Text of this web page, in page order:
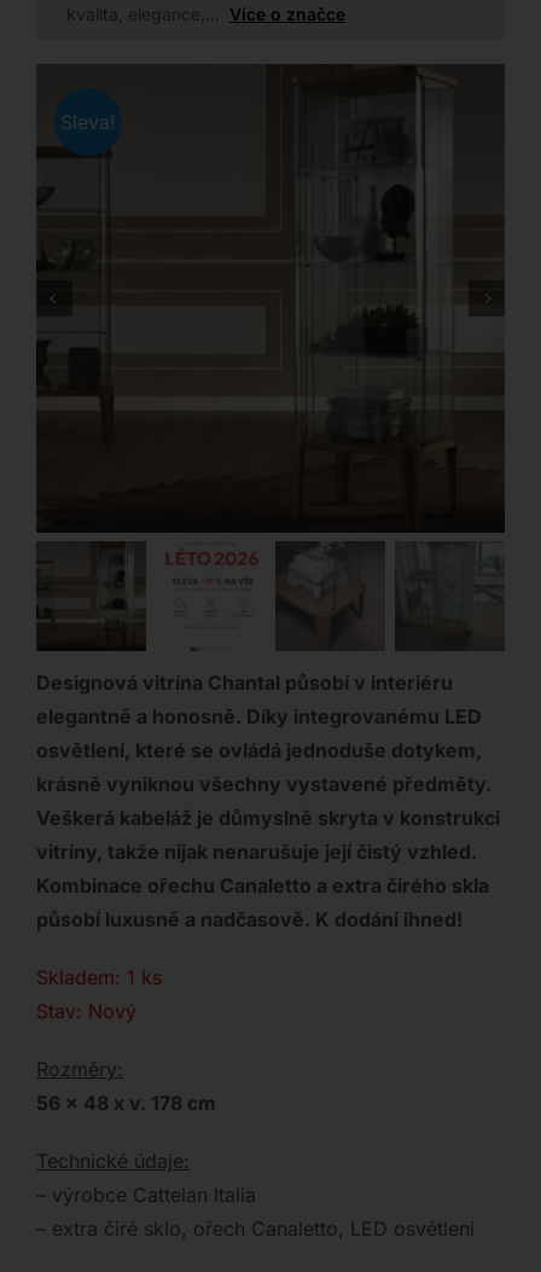
Sleva!
kvalita, elegance,… Více o značce
Designová vitrína Chantal působí v interiéru
elegantně a honosně. Díky integrovanému LED
osvětlení, které se ovládá jednoduše dotykem,
krásně vyniknou všechny vystavené předměty.
Veškerá kabeláž je důmyslně skryta v konstrukci
vitríny, takže nijak nenarušuje její čistý vzhled.
Kombinace ořechu Canaletto a extra čirého skla
působí luxusně a nadčasově. K dodání ihned!
Skladem: 1 ks
Stav: Nový
Rozměry:
56 x 48 x v. 178 cm
Technické údaje:
– výrobce Cattelan Italia
– extra čiré sklo, ořech Canaletto, LED osvětlení